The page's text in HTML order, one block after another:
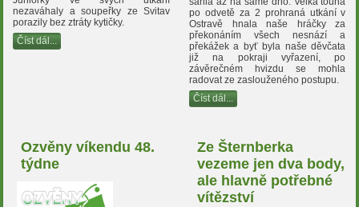
nezaváhaly a soupeřky ze Svitav
porazily bez ztráty kytičky.
Číst dál...
po odvetě za 2 prohraná utkání v
Ostravě hnala naše hráčky za
překonáním všech nesnází a
překážek a byť byla naše děvčata
již na pokraji vyřazení, po
závěrečném hvizdu se mohla
radovat ze zaslouženého postupu.
Číst dál...
Ozvěny víkendu 48.
týdne
Ze Šternberka
vezeme jen dva body,
ale hlavně potřebné
vítězství